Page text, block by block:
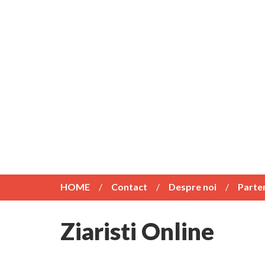
HOME Contact Despre noi
Ziaristi Online